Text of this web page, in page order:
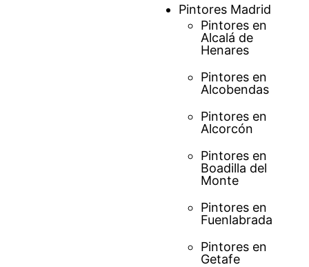
Pintores Madrid
Pintores en
Alcalá de
Henares
Pintores en
Alcobendas
Pintores en
Alcorcón
Pintores en
Boadilla del
Monte
Pintores en
Fuenlabrada
Pintores en
Getafe